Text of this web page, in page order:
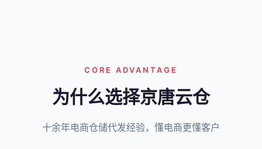
CORE ADVANTAGE
为什么选择京唐云仓
十余年电商仓储代发经验，懂电商更懂客户